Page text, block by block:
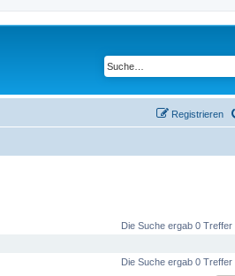
Registrieren
Die Suche ergab 0 Treffer
Die Suche ergab 0 Treffer